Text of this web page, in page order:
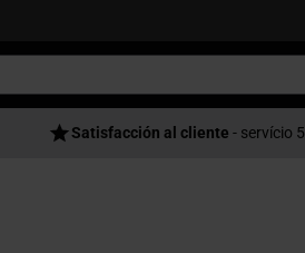
Satisfacción al cliente - servício 5